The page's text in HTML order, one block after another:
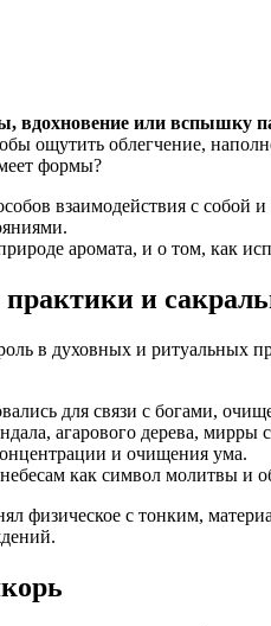
вдохновение или вспышку
ощутить облегчение,
формы?
взаимодействия с собой
аромата, и о том, как
и
в духовных и ритуальных
для связи с богами,
агарового дерева,
и очищения ума.
как символ молитвы и
физическое с тонким,